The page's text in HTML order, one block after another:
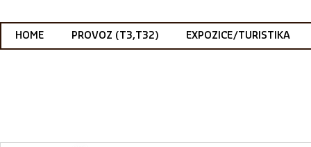
HOME PROVOZ (T3,T32) EXPOZICE/TURISTIKA